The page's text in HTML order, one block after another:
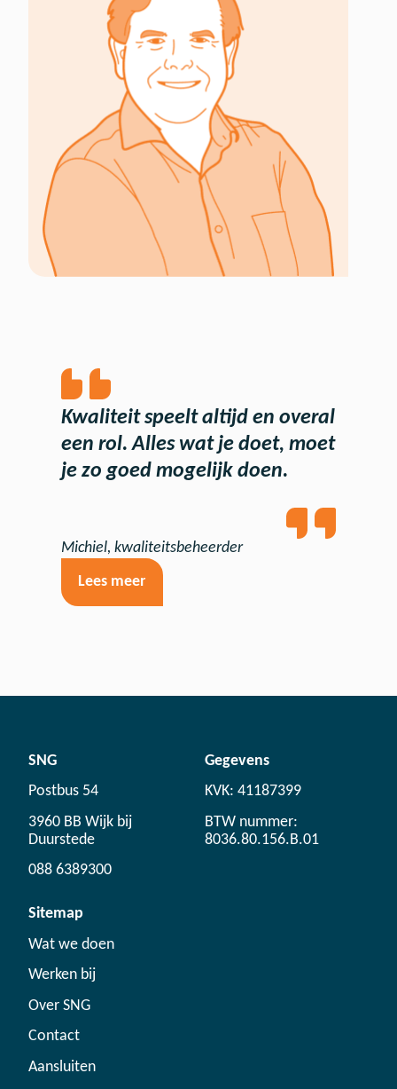
Kwaliteit speelt altijd en overal
een rol. Alles wat je doet, moet
je zo goed mogelijk doen.
Michiel, kwaliteitsbeheerder
Lees meer
SNG
Postbus 54
3960 BB Wijk bij
Duurstede
088 6389300
Gegevens
KVK: 41187399
BTW nummer:
8036.80.156.B.01
Sitemap
Wat we doen
Werken bij
Over SNG
Contact
Aansluiten